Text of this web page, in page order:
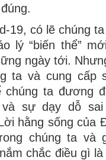
19, có lẽ chúng
lý “biến thể”
ngày tới.
ta và cung cấp
chúng ta đương
sự dạy dỗ sai
hằng sống của
chúng ta và
chắc điều gì